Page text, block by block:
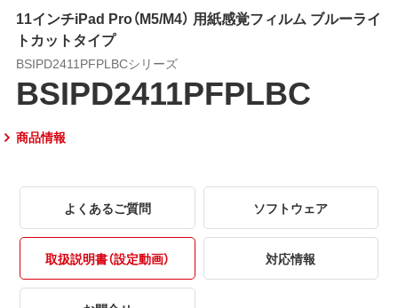
11インチiPad Pro（M5/M4） 用紙感覚フィルム ブルーライ
トカットタイプ
BSIPD2411PFPLBCシリーズ
BSIPD2411PFPLBC
商品情報
よくあるご質問 ソフトウェア
取扱説明書（設定動画） 対応情報